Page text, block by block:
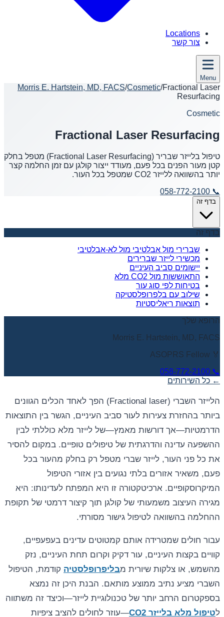
Locations
צור קשר
Menu
Morris E. Hartstein, MD, FACS/Cosmetic/Fractional Laser
Resurfacing
Cosmetic
Fractional Laser Resurfacing
טיפול בלייזר שבריר (Fractional Laser Resurfacing) מטפל בחלק
קטן מעור הפנים בכל פעם, מעודד ייצור קולגן עם זמן החלמה קצר
יותר בהשוואה ללייזר CO2 שמטפל בכל העור.
📞
058-772-2100
בדף זה
בדף זה
שברירי מול אבלטיבי מול לא-אבלטיבי
מכשירי לייזר שברירים
יישומים סביב העיניים
התאוששות מול CO2 מלא
בטיחות לפי סוג עור
שילוב עם בלפרופלסטיקה
תוצאות ריאליסטיות
הרופא שלך
Morris E. Hartstein, MD, FACS
🏅 ASOPRS Fellow
📞
058-772-2100
← כל השירותים
הלייזר השברי (Fractional laser) הפך לאחד הכלים הגוונים
ביותר בהחזרת צעירות לעור סביב העיניים, הגשר בין התוצאות
הדרמטיות—אך דורשות מאמץ—של לייזר מלא כוללתי לבין
ההשפעה עדינה והדרגתית של טיפולים טופיים. במקום להסיר
את כל פני העור, לייזר שברי מטפל רק בחלק מהעור בכל
פעם, משאיר אזורים בלתי נגועים בין אזורי הטיפול
המיקרוסקופיים. ארכיטקטורה זו היא המפתח לעדינותו: היא
מגירה העיצוב משמעותי של קולגן תוך קיצור דרמטי של תקופת
ההחלמה בהשוואה לטיפול גישור מסורתי.
עבור חולים שמטרידה אותם קמטוטים עדינים בעפעפיים,
קוויים בקצות העיניים, עור דקיק וקרום תחת העיניים, נזק
מהשמש, או צלקות שיורית מבליפרופלסטיה קודמת, הטיפול
השברי מציע נתיב ממוצע מותאם. הבנת היכן זה נמצא
בספקטרום הרחב יותר של טכנולוגיית לייזר—וכיצד זה משתווה
לטיפול מלא בלייזר CO2 —עוזר לחולים להציב ציפיות